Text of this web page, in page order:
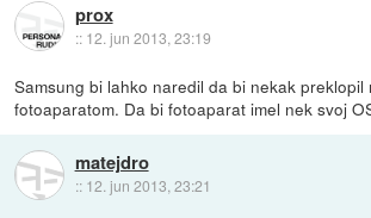
prox
:: 12. jun 2013, 23:19
Samsung bi lahko naredil da bi nekak preklopil
fotoaparatom. Da bi fotoaparat imel nek svoj
matejdro
:: 12. jun 2013, 23:21